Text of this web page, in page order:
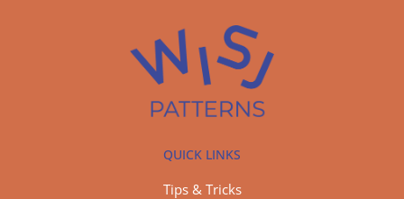
QUICK LINKS
Tips & Tricks